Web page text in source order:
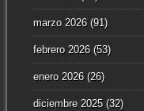
marzo 2026(91)
febrero 2026(53)
enero 2026(26)
diciembre 2025(32)